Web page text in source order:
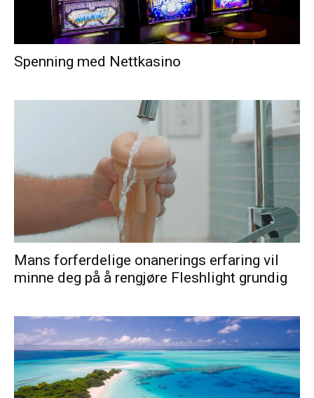
Spenning med Nettkasino
Mans forferdelige onanerings erfaring vil
minne deg på å rengjøre Fleshlight grundig